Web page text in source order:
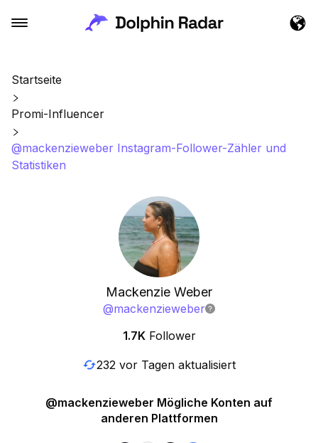
Startseite
Promi-Influencer
@mackenzieweber Instagram-Follower-Zähler und
Statistiken
Mackenzie Weber
@mackenzieweber
1.7K Follower
232 vor Tagen aktualisiert
@mackenzieweber Mögliche Konten auf
anderen Plattformen